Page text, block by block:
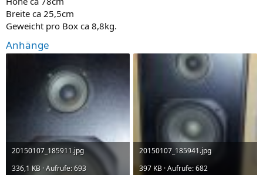
Breite ca 25,5cm
Geweicht pro Box ca 8,8kg.
Anhänge
20150107_185911.jpg
336,1 KB · Aufrufe: 693
20150107_185941.jpg
397 KB · Aufrufe: 682